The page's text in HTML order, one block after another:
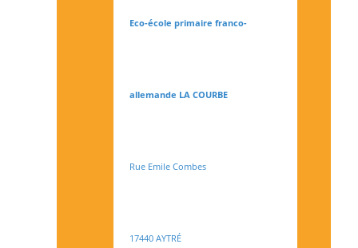
Eco-école primaire franco-
allemande LA COURBE
Rue Emile Combes
17440 AYTRÉ